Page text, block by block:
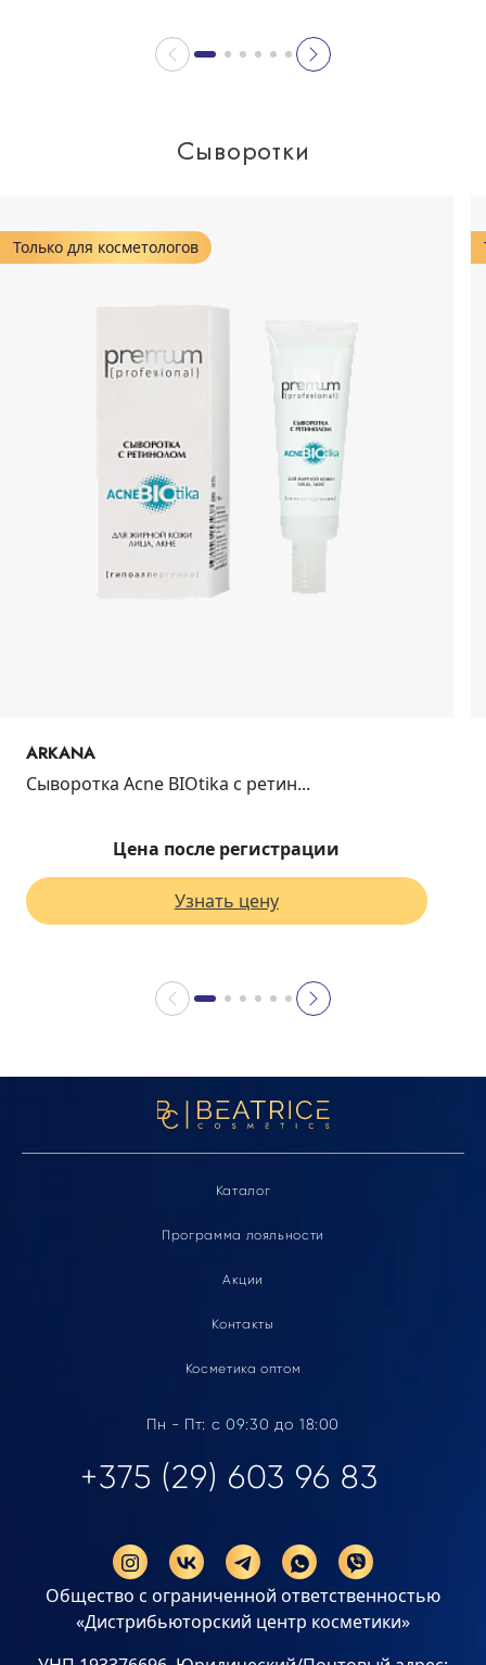
Сыворотки
Только для косметологов
ARKANA
Сыворотка Acne BIOtika с ретин...
Цена после регистрации
Узнать цену
Каталог
Программа лояльности
Акции
Контакты
Косметика оптом
Пн - Пт: с 09:30 до 18:00
+375 (29) 603 96 83
Общество с ограниченной ответственностью
«Дистрибьюторский центр косметики»